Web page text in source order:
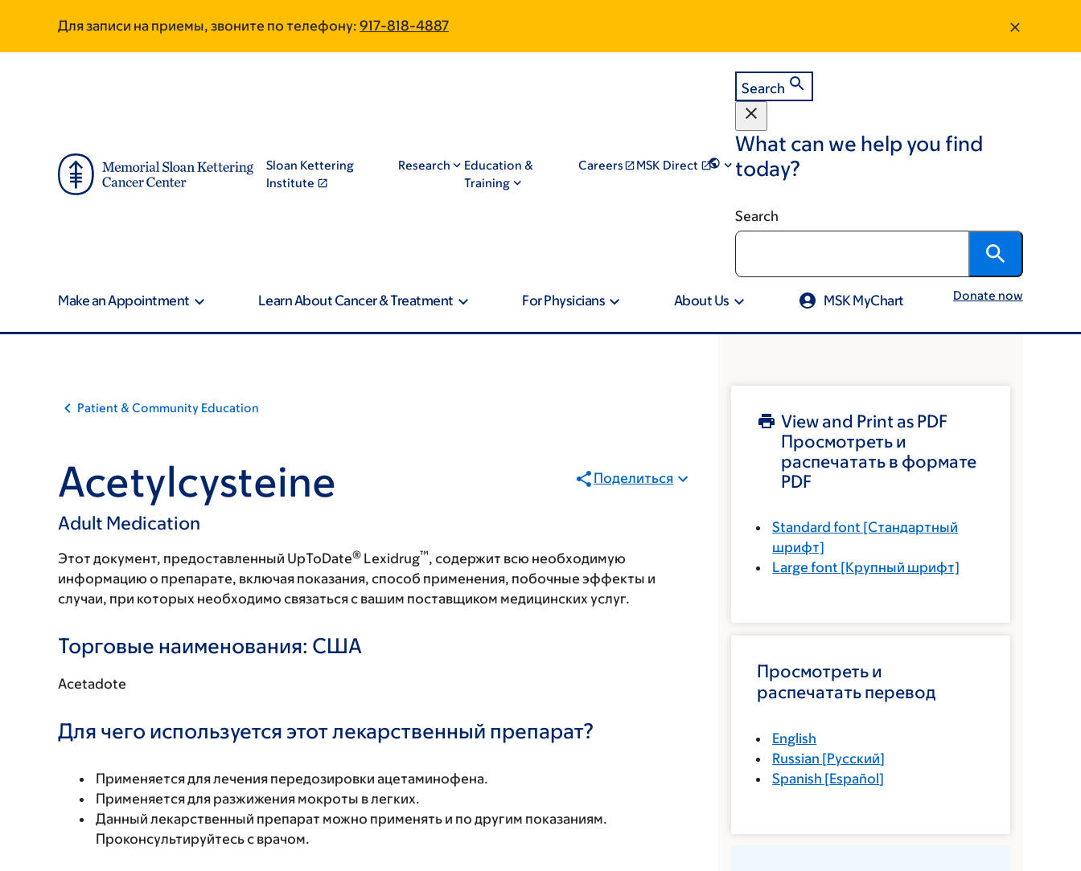
main
footer
Для записи на приемы, звоните по телефону: 917-818-4887
Sloan Kettering
Institute
Research
Education &
Training
Careers MSK Direct
Search
What can we help you find
today?
Search
Make an Appointment Learn About Cancer & Treatment For Physicians About Us MSK MyChart Donate now
Patient & Community Education
Acetylcysteine
Adult Medication
Поделиться
Этот документ, предоставленный UpToDate® Lexidrug™, содержит всю необходимую
информацию о препарате, включая показания, способ применения, побочные эффекты и
случаи, при которых необходимо связаться с вашим поставщиком медицинских услуг.
Торговые наименования: США
Acetadote
Для чего используется этот лекарственный препарат?
Применяется для лечения передозировки ацетаминофена.
Применяется для разжижения мокроты в легких.
Данный лекарственный препарат можно применять и по другим показаниям.
Проконсультируйтесь с врачом.
View and Print as PDF
Просмотреть и
распечатать в формате
PDF
Standard font [Стандартный
шрифт]
Large font [Крупный шрифт]
Просмотреть и
распечатать перевод
English
Russian [Русский]
Spanish [Español]